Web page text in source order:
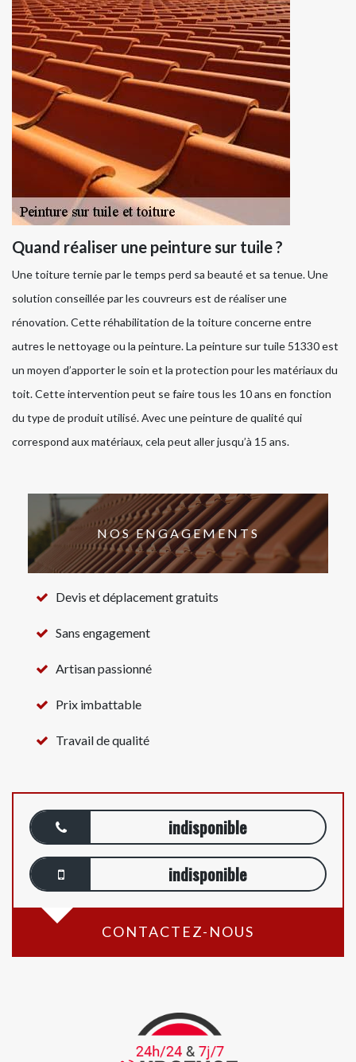
Quand réaliser une peinture sur tuile ?
Une toiture ternie par le temps perd sa beauté et sa tenue. Une
solution conseillée par les couvreurs est de réaliser une
rénovation. Cette réhabilitation de la toiture concerne entre
autres le nettoyage ou la peinture. La peinture sur tuile 51330 est
un moyen d’apporter le soin et la protection pour les matériaux du
toit. Cette intervention peut se faire tous les 10 ans en fonction
du type de produit utilisé. Avec une peinture de qualité qui
correspond aux matériaux, cela peut aller jusqu’à 15 ans.
NOS ENGAGEMENTS
Devis et déplacement gratuits
Sans engagement
Artisan passionné
Prix imbattable
Travail de qualité
indisponible
indisponible
CONTACTEZ-NOUS